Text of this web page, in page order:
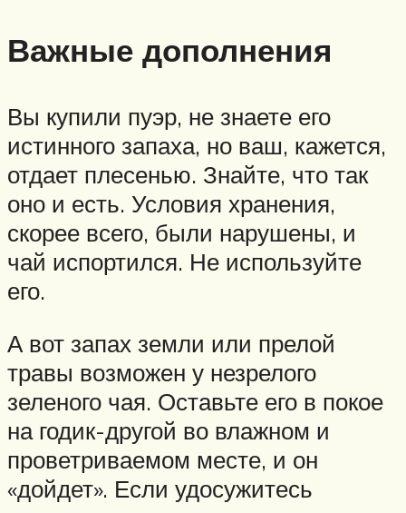
Важные дополнения
Вы купили пуэр, не знаете его
истинного запаха, но ваш, кажется,
отдает плесенью. Знайте, что так
оно и есть. Условия хранения,
скорее всего, были нарушены, и
чай испортился. Не используйте
его.
А вот запах земли или прелой
травы возможен у незрелого
зеленого чая. Оставьте его в покое
на годик-другой во влажном и
проветриваемом месте, и он
«дойдет». Если удосужитесь